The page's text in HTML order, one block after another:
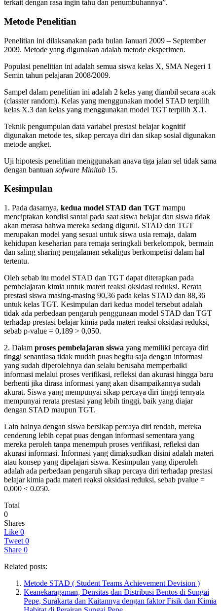
terkait dengan rasa ingin tahu dan penumbuhannya”.
Metode Penelitian
Penelitian ini dilaksanakan pada bulan Januari 2009 – September
2009. Metode yang digunakan adalah metode eksperimen.
Populasi penelitian ini adalah semua siswa kelas X, SMA Negeri 1
Semin tahun pelajaran 2008/2009.
Sampel dalam penelitian ini adalah 2 kelas yang diambil secara acak
(classter random). Kelas yang menggunakan model STAD terpilih
kelas X.3 dan kelas yang menggunakan model TGT terpilih X.1.
Teknik pengumpulan data variabel prestasi belajar kognitif
digunakan metode tes, sikap percaya diri dan sikap sosial digunakan
metode angket.
Uji hipotesis penelitian menggunakan anava tiga jalan sel tidak sama
dengan bantuan sofware Minitab 15.
Kesimpulan
1. Pada dasarnya, kedua model STAD dan TGT mampu
menciptakan kondisi santai pada saat siswa belajar dan siswa tidak
akan merasa bahwa mereka sedang digurui. STAD dan TGT
merupakan model yang sesuai untuk siswa usia remaja, dalam
kehidupan keseharian para remaja seringkali berkelompok, bermain
dan saling sharing pengalaman sekaligus berkompetisi dalam hal
tertentu.
Oleh sebab itu model STAD dan TGT dapat diterapkan pada
pembelajaran kimia untuk materi reaksi oksidasi reduksi. Rerata
prestasi siswa masing-masing 90,36 pada kelas STAD dan 88,36
untuk kelas TGT. Kesimpulan dari kedua model tersebut adalah
tidak ada perbedaan pengaruh penggunaan model STAD dan TGT
terhadap prestasi belajar kimia pada materi reaksi oksidasi reduksi,
sebab p-value = 0,189 > 0,050.
2. Dalam proses pembelajaran siswa yang memiliki percaya diri
tinggi senantiasa tidak mudah puas begitu saja dengan informasi
yang sudah diperolehnya dan selalu berusaha memperbaiki
informasi melalui proses verifikasi, refleksi dan akurasi hingga baru
berhenti jika dirasa informasi yang akan disampaikannya sudah
akurat. Siswa yang mempunyai sikap percaya diri tinggi ternyata
mempunyai rerata prestasi yang lebih tinggi, baik yang diajar
dengan STAD maupun TGT.
Lain halnya dengan siswa bersikap percaya diri rendah, mereka
cenderung lebih cepat puas dengan informasi sementara yang
mereka peroleh tanpa menempuh proses verifikasi, refleksi dan
akurasi informasi. Informasi yang dimaksudkan disini adalah materi
atau konsep yang dipelajari siswa. Kesimpulan yang diperoleh
adalah ada perbedaan pengaruh sikap percaya diri terhadap prestasi
belajar kimia pada materi reaksi oksidasi reduksi, sebab pvalue =
0,000 < 0.050.
Total
0
Shares
Like 0
Tweet 0
Share 0
Related posts:
Metode STAD ( Student Teams Achievement Devision )
Keanekaragaman, Densitas dan Distribusi Bentos di Sungai
Pepe, Surakarta dan Kaitannya dengan faktor Fisik dan Kimia